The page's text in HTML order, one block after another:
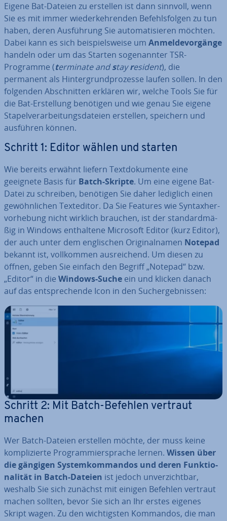
Eigene Bat-Dateien zu erstellen ist dann sinnvoll, wenn
Sie es mit immer wie­der­keh­ren­den Be­fehls­fol­gen zu tun
haben, deren Aus­füh­rung Sie au­to­ma­ti­sie­ren möchten.
Dabei kann es sich bei­spiels­wei­se um An­mel­de­vor­gän­ge
handeln oder um das Starten so­ge­nann­ter TSR-
Programme (terminate andstayresident), die
permanent als Hin­ter­grund­pro­zes­se laufen sollen. In den
folgenden Ab­schnit­ten erklären wir, welche Tools Sie für
die Bat-Er­stel­lung benötigen und wie genau Sie eigene
Sta­pel­ver­ar­bei­tungs­da­tei­en erstellen, speichern und
ausführen können.
Schritt 1: Editor wählen und starten
Wie bereits erwähnt liefern Text­do­ku­men­te eine
geeignete Basis für Batch-Skripte. Um eine eigene Bat-
Datei zu schreiben, benötigen Sie daher lediglich einen
ge­wöhn­li­chen Text­edi­tor. Da Sie Features wie Syn­tax­her­
vor­he­bung nicht wirklich brauchen, ist der stan­dard­mä­
ßig in Windows ent­hal­te­ne Microsoft Editor (kurz Editor),
der auch unter dem eng­li­schen Ori­gi­nal­na­men Notepad
bekannt ist, voll­kom­men aus­rei­chend. Um diesen zu
öffnen, geben Sie einfach den Begriff „Notepad“ bzw.
„Editor“ in die Windows-Suche ein und klicken danach
auf das ent­spre­chen­de Icon in den Such­ergeb­nis­sen:
Schritt 2: Mit Batch-Befehlen vertraut
machen
Wer Batch-Dateien erstellen möchte, der muss keine
kom­pli­zier­te Pro­gram­mier­spra­che lernen. Wissen über
die gängigen Sys­tem­kom­man­dos und deren Funk­tio­
na­li­tät in Batch-Dateien ist jedoch un­ver­zicht­bar,
weshalb Sie sich zunächst mit einigen Befehlen vertraut
machen sollten, bevor Sie sich an Ihr erstes eigenes
Skript wagen. Zu den wich­tigs­ten Kommandos, die man